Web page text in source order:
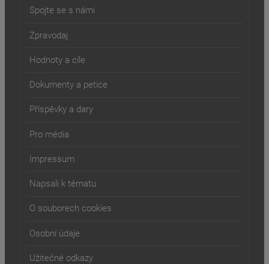
Spojte se s námi
Zpravodaj
Hodnoty a cíle
Dokumenty a petice
Příspěvky a dary
Pro média
Impressum
Napsali k tématu
O souborech cookies
Osobní údaje
Užitečné odkazy